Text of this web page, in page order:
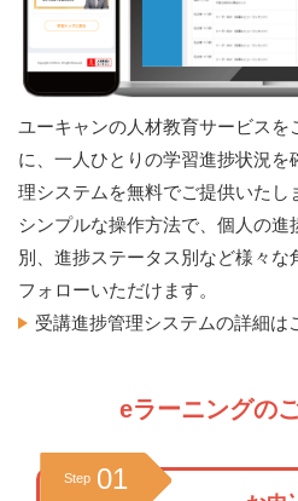
ユーキャンの人材教育サービスを
に、一人ひとりの学習進捗状況を
理システムを無料でご提供いたし
シンプルな操作方法で、個人の進
別、進捗ステータス別など様々な
フォローいただけます。
受講進捗管理システムの詳細は
eラーニングの
Step 01